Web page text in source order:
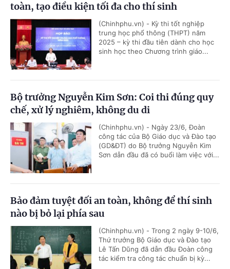
toàn, tạo điều kiện tối đa cho thí sinh
(Chinhphu.vn) - Kỳ thi tốt nghiệp
trung học phổ thông (THPT) năm
2025 – kỳ thi đầu tiên dành cho học
sinh học theo Chương trình giáo...
Bộ trưởng Nguyễn Kim Sơn: Coi thi đúng quy
chế, xử lý nghiêm, không du di
(Chinhphu.vn) - Ngày 23/6, Đoàn
công tác của Bộ Giáo dục và Đào tạo
(GD&ĐT) do Bộ trưởng Nguyễn Kim
Sơn dẫn đầu đã có buổi làm việc với...
Bảo đảm tuyệt đối an toàn, không để thí sinh
nào bị bỏ lại phía sau
(Chinhphu.vn) - Trong 2 ngày 9-10/6,
Thứ trưởng Bộ Giáo dục và Đào tạo
Lê Tấn Dũng đã dẫn đầu Đoàn công
tác kiểm tra công tác chuẩn bị kỳ...